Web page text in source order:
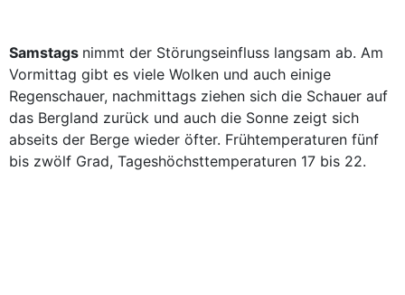
Samstags nimmt der Störungseinfluss langsam ab. Am
Vormittag gibt es viele Wolken und auch einige
Regenschauer, nachmittags ziehen sich die Schauer auf
das Bergland zurück und auch die Sonne zeigt sich
abseits der Berge wieder öfter. Frühtemperaturen fünf
bis zwölf Grad, Tageshöchsttemperaturen 17 bis 22.